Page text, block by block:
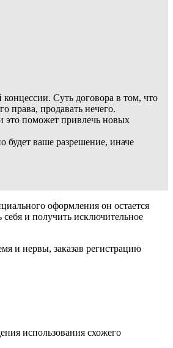
Суть договора в том, что
права, продавать нечего.
это поможет привлечь новых
будет ваше разрешение, иначе
оформления он остается
и получить исключительное
и нервы, заказав регистрацию
использования схожего